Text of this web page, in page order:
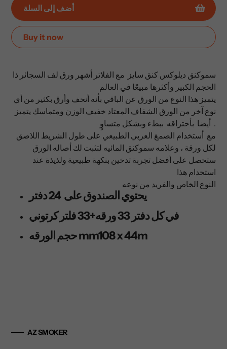
أضف إلى السلة
Buy it now
المنتج
إلى
عربة
التسوق
الخاصة
سموكنق ديلوكس كنق سايز مع الفلاتر أشهر ورق لف السجائر ذا
الحجم الكبير وأكثرها مبيعًا في العالم
يتميز هذا النوع من الورق عن الباقي بأنه أنحف وأرق بكثير من أي
نوع آخر من الورق الشفاف المعتاد خفيف الوزن ومتماسك يتميز
أيضا بأحتراقه ببطء وبشكل متساوٍ .
مع أستخدام الصمغ العربي الطبيعي على طول الشريط اللاصق
لكل ورقة ، وعلامه سموكنق المائيه لتثبت لك أصاله الورق
ستحصل على أفضل تجربة تدخين بنكهة طبيعية ولذيذة عند
استخدام هذا
النوع الخاص والفريد من نوعه
يحتوي الصندوق على 24 دفتر
في كل دفتر 33 ورقه+33 فلتر كرتوني
mm108 x 44m
AZ SMOKER